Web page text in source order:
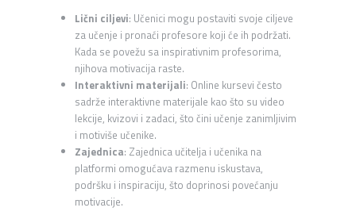
Lični ciljevi: Učenici mogu postaviti svoje ciljeve
za učenje i pronaći profesore koji će ih podržati.
Kada se povežu sa inspirativnim profesorima,
njihova motivacija raste.
Interaktivni materijali: Online kursevi često
sadrže interaktivne materijale kao što su video
lekcije, kvizovi i zadaci, što čini učenje zanimljivim
i motiviše učenike.
Zajednica: Zajednica učitelja i učenika na
platformi omogućava razmenu iskustava,
podršku i inspiraciju, što doprinosi povećanju
motivacije.